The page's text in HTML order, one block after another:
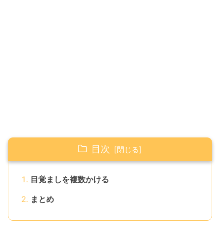
目次
目覚ましを複数かける
まとめ